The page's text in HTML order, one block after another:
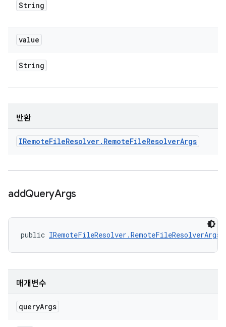
String
value
String
반환
IRemoteFileResolver. RemoteFileResolverArgs
addQueryArgs
public IRemoteFileResolver.RemoteFileResolverArgs
매개변수
queryArgs